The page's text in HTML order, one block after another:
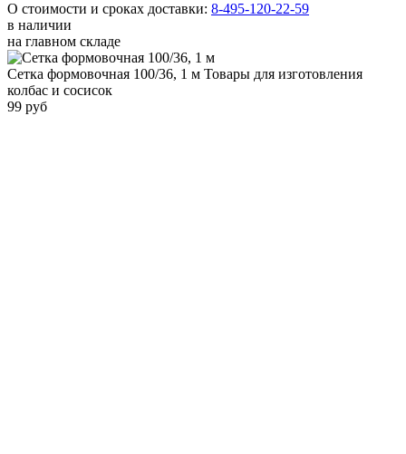
О стоимости и сроках доставки: 8-495-120-22-59
в наличии
на главном складе
Сетка формовочная 100/36, 1 м Товары для изготовления
колбас и сосисок
99 руб